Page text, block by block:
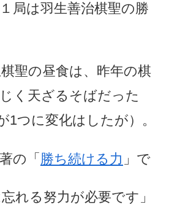
局は羽生善治棋聖の勝
聖の昼食は、昨年の棋
く天ざるそばだった
1つに変化はしたが）。
の「 勝ち続ける力 」で
れる努力が必要です」